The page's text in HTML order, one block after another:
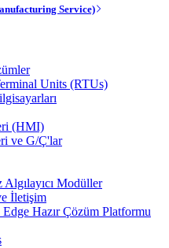
Service)
Units (RTUs)
(HMI)
ve G/Ç'lar
Modüller
İletişim
Edge Hazır Çözüm Platformu